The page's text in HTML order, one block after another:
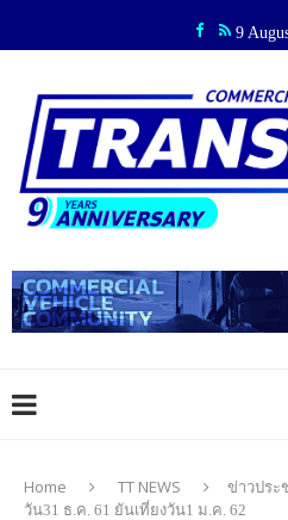
9
Home TT NEWS ข่าวปร
วัน31 ธ.ค. 61 ยันเที่ยงวัน1 ม.ค. 62